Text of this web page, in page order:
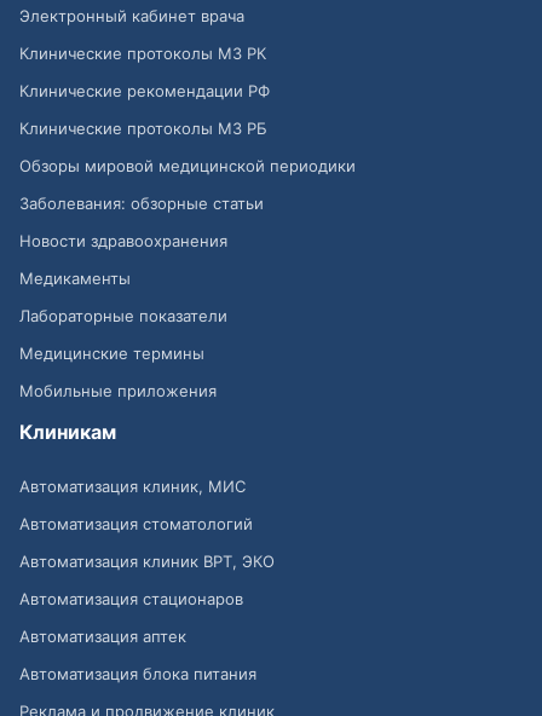
Электронный кабинет врача
Клинические протоколы МЗ РК
Клинические рекомендации РФ
Клинические протоколы МЗ РБ
Обзоры мировой медицинской периодики
Заболевания: обзорные статьи
Новости здравоохранения
Медикаменты
Лабораторные показатели
Медицинские термины
Мобильные приложения
Клиникам
Автоматизация клиник, МИС
Автоматизация стоматологий
Автоматизация клиник ВРТ, ЭКО
Автоматизация стационаров
Автоматизация аптек
Автоматизация блока питания
Реклама и продвижение клиник